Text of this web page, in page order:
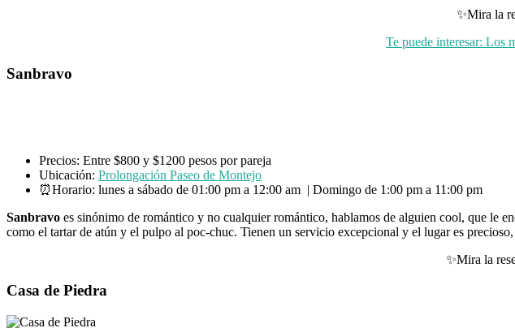
✨Mira la
Te puede interesar: Los
Sanbravo
Precios: Entre $800 y $1200 pesos por pareja
Ubicación: Prolongación Paseo de Montejo
⏰Horario: lunes a sábado de 01:00 pm a 12:00 am | Domingo de 1:00 pm a 11:00 pm
Sanbravo es sinónimo de romántico y no cualquier romántico, hablamos de alguien cool, que le
como el tartar de atún y el pulpo al poc-chuc. Tienen un servicio excepcional y el lugar es
✨Mira la
Casa de Piedra